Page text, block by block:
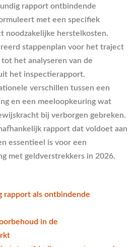
rapport ontbindende
met een specifiek
noodzakelijke herstelkosten.
stappenplan voor het traject
het analyseren van de
het inspectierapport.
verschillen tussen een
en een meeloopkeuring wat
bij verborgen gebreken.
rapport dat voldoet aan
essentieel is voor een
met geldverstrekkers in 2026.
rapport als ontbindende
in de